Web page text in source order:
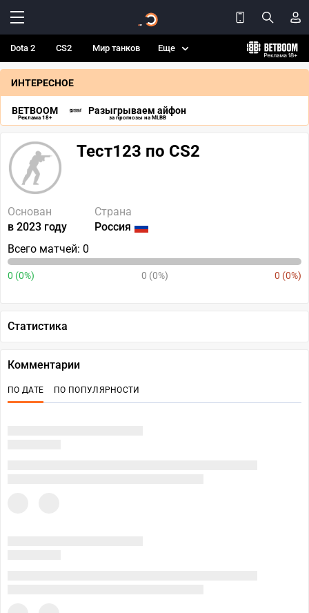
Dota 2 CS2 Мир танков Еще
ИНТЕРЕСНОЕ
BETBOOM
Реклама 18+
Разыгрываем айфон
за прогнозы на MLBB
Тест123 по CS2
Основан
в 2023 году
Страна
Россия
Всего матчей: 0
0 (0%) 0 (0%) 0 (0%)
Статистика
Комментарии
ПО ДАТЕ ПО ПОПУЛЯРНОСТИ